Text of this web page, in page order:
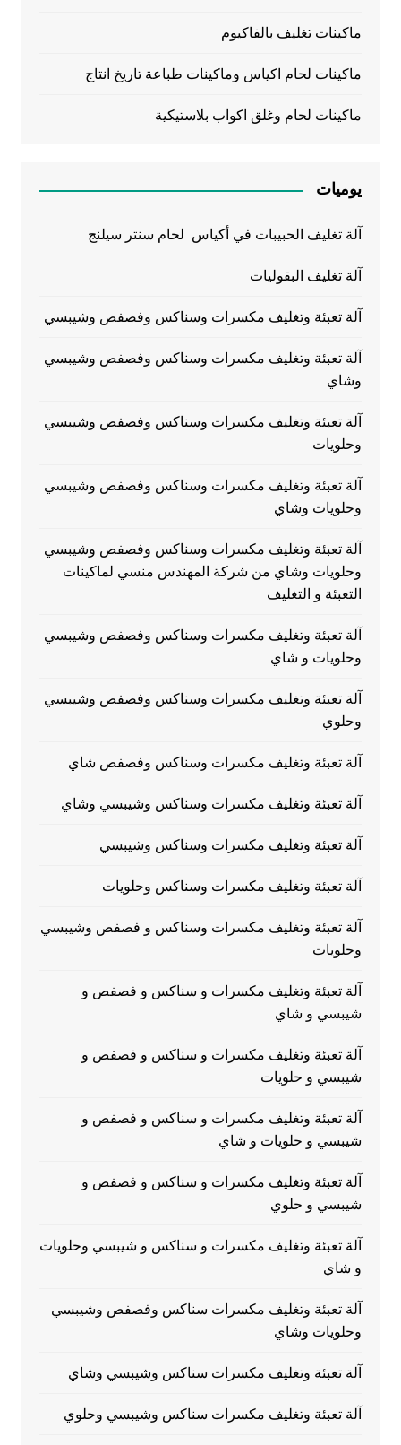
ماكينات تغليف بالفاكيوم
ماكينات لحام اكياس وماكينات طباعة تاريخ انتاج
ماكينات لحام وغلق اكواب بلاستيكية
يوميات
آلة تغليف الحبيبات في أكياس لحام سنتر سيلنج
آلة تغليف البقوليات
آلة تعبئة وتغليف مكسرات وسناكس وفصفص وشيبسي
آلة تعبئة وتغليف مكسرات وسناكس وفصفص وشيبسي
وشاي
آلة تعبئة وتغليف مكسرات وسناكس وفصفص وشيبسي
وحلويات
آلة تعبئة وتغليف مكسرات وسناكس وفصفص وشيبسي
وحلويات وشاي
آلة تعبئة وتغليف مكسرات وسناكس وفصفص وشيبسي
وحلويات وشاي من شركة المهندس منسي لماكينات
التعبئة و التغليف
آلة تعبئة وتغليف مكسرات وسناكس وفصفص وشيبسي
وحلويات و شاي
آلة تعبئة وتغليف مكسرات وسناكس وفصفص وشيبسي
وحلوي
آلة تعبئة وتغليف مكسرات وسناكس وفصفص شاي
آلة تعبئة وتغليف مكسرات وسناكس وشيبسي وشاي
آلة تعبئة وتغليف مكسرات وسناكس وشيبسي
آلة تعبئة وتغليف مكسرات وسناكس وحلويات
آلة تعبئة وتغليف مكسرات وسناكس و فصفص وشيبسي
وحلويات
آلة تعبئة وتغليف مكسرات و سناكس و فصفص و
شيبسي و شاي
آلة تعبئة وتغليف مكسرات و سناكس و فصفص و
شيبسي و حلويات
آلة تعبئة وتغليف مكسرات و سناكس و فصفص و
شيبسي و حلويات و شاي
آلة تعبئة وتغليف مكسرات و سناكس و فصفص و
شيبسي و حلوي
آلة تعبئة وتغليف مكسرات و سناكس و شيبسي وحلويات
و شاي
آلة تعبئة وتغليف مكسرات سناكس وفصفص وشيبسي
وحلويات وشاي
آلة تعبئة وتغليف مكسرات سناكس وشيبسي وشاي
آلة تعبئة وتغليف مكسرات سناكس وشيبسي وحلوي